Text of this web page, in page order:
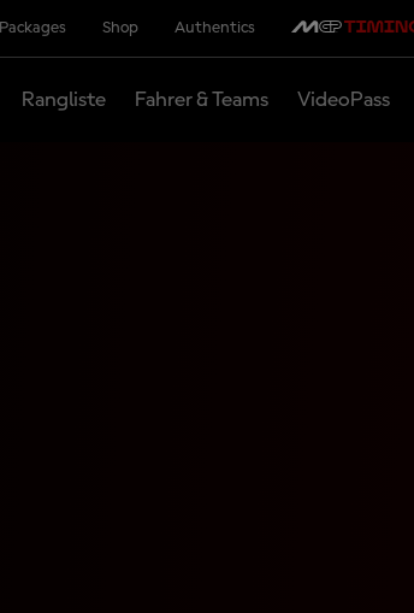
Packages Shop Authentics
Rangliste Fahrer & Teams VideoPass